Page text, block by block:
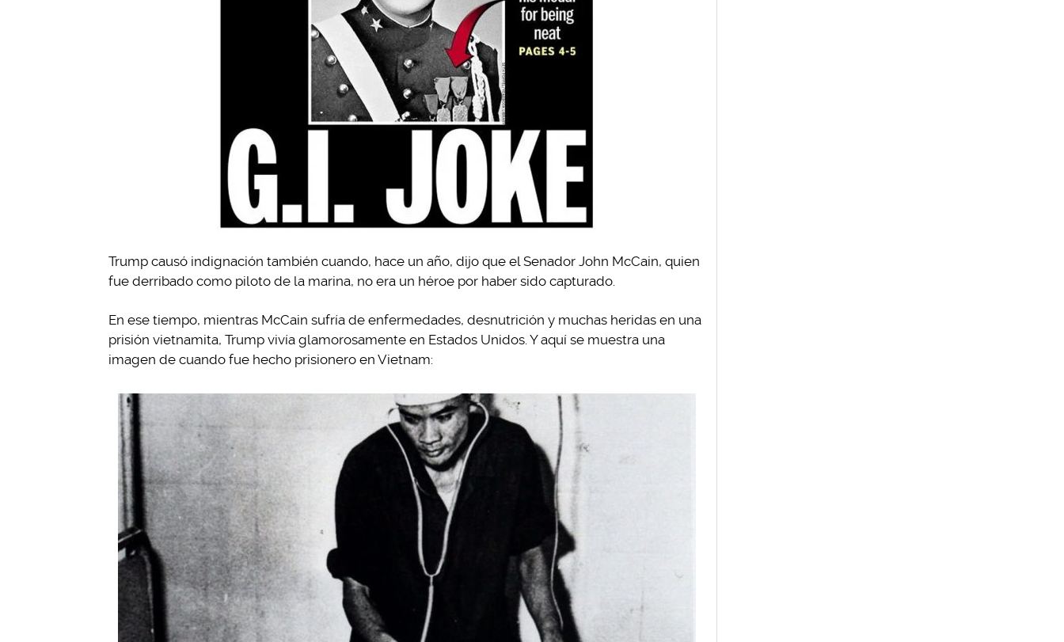
Trump causó indignación también cuando, hace un año, dijo que el Senador John McCain, quien
fue derribado como piloto de la marina, no era un héroe por haber sido capturado.
En ese tiempo, mientras McCain sufría de enfermedades, desnutrición y muchas heridas en una
prisión vietnamita, Trump vivía glamorosamente en Estados Unidos. Y aquí se muestra una
imagen de cuando fue hecho prisionero en Vietnam: